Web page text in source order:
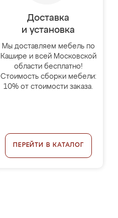
Доставка
и установка
Мы доставляем мебель по
Кашире и всей Московской
области бесплатно!
Стоимость сборки мебели:
10% от стоимости заказа.
ПЕРЕЙТИ В КАТАЛОГ